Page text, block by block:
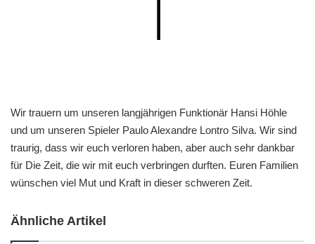
Wir trauern um unseren langjährigen Funktionär Hansi Höhle
und um unseren Spieler Paulo Alexandre Lontro Silva. Wir sind
traurig, dass wir euch verloren haben, aber auch sehr dankbar
für Die Zeit, die wir mit euch verbringen durften. Euren Familien
wünschen viel Mut und Kraft in dieser schweren Zeit.
Ähnliche Artikel